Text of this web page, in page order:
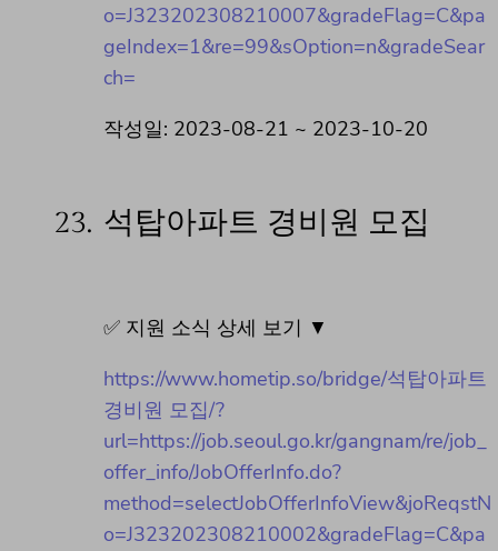
o=J323202308210007&gradeFlag=C&pa
geIndex=1&re=99&sOption=n&gradeSear
ch=
작성일: 2023-08-21 ~ 2023-10-20
23. 석탑아파트 경비원 모집
✅ 지원 소식 상세 보기 ▼
https://www.hometip.so/bridge/석탑아파트
경비원 모집/?
url=https://job.seoul.go.kr/gangnam/re/job_
offer_info/JobOfferInfo.do?
method=selectJobOfferInfoView&joReqstN
o=J323202308210002&gradeFlag=C&pa